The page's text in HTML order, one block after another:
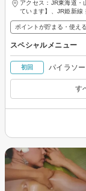
アクセス：JR東海道
ています】、JR姫新
ポイントが貯まる・使える
スペシャルメニュー
初回 パイラソ
す